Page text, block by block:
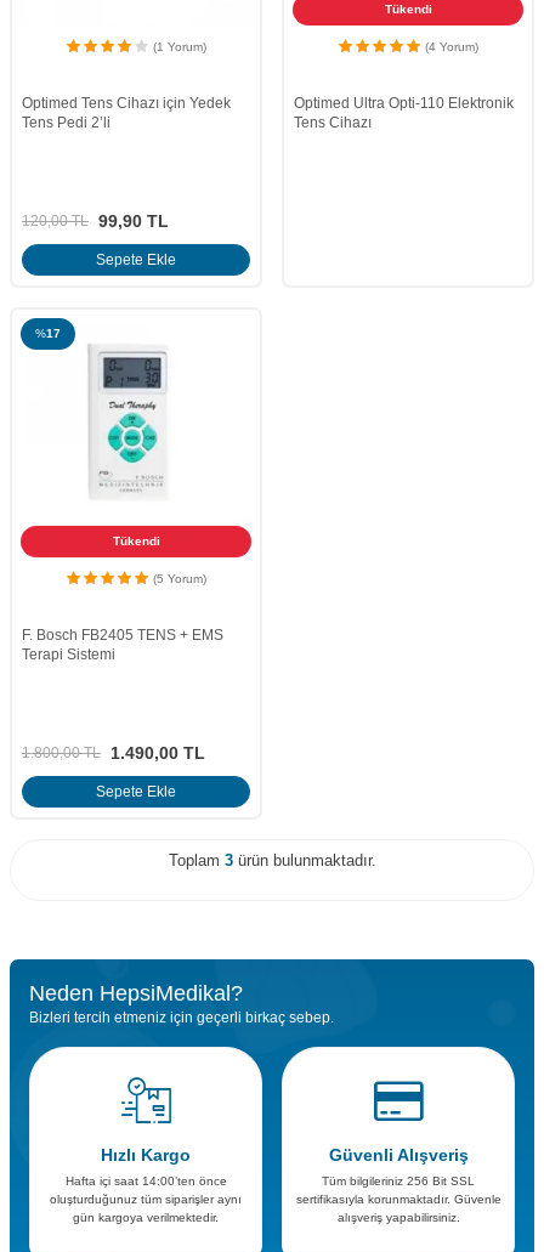
(1 Yorum)
Optimed Tens Cihazı için Yedek
Tens Pedi 2’li
120,00TL 99,90 TL
Sepete Ekle
Tükendi
(4 Yorum)
Optimed Ultra Opti-110 Elektronik
Tens Cihazı
%17
Tükendi
(5 Yorum)
F. Bosch FB2405 TENS + EMS
Terapi Sistemi
1.800,00TL 1.490,00 TL
Sepete Ekle
Toplam 3ürün bulunmaktadır.
Neden HepsiMedikal?
Bizleri tercih etmeniz için geçerli birkaç sebep.
Hızlı Kargo
Hafta içi saat 14:00’ten önce
oluşturduğunuz tüm siparişler aynı
gün kargoya verilmektedir.
Güvenli Alışveriş
Tüm bilgileriniz 256 Bit SSL
sertifikasıyla korunmaktadır. Güvenle
alışveriş yapabilirsiniz.